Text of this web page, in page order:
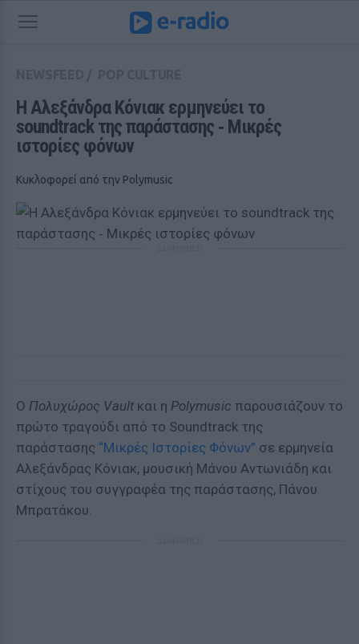
Η Αλεξάνδρα Κόνιακ ερμηνεύει το
soundtrack της παράστασης ‑ Μικρές
ιστορίες φόνων
Κυκλοφορεί από την Polymusic
Ο Πολυχώρος Vault και η Polymusic παρουσιάζουν το
πρώτο τραγούδι από το Soundtrack της
παράστασης “Μικρές Ιστορίες Φόνων” σε ερμηνεία
Αλεξάνδρας Κόνιακ, μουσική Μάνου Αντωνιάδη και
στίχους του συγγραφέα της παράστασης, Πάνου
Μπρατάκου.